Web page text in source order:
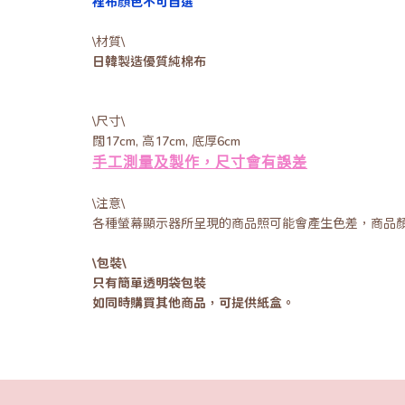
\材質\
日韓製造優質純棉布
\尺寸\
闊17cm, 高17cm, 底厚6cm
手工測量及製作，尺寸會有誤差
\注意\
各種螢幕顯示器所呈現的商品照可能會產生色差，商品
\包裝\
只有簡單透明袋包裝
如同時購買其他商品，可提供紙盒。